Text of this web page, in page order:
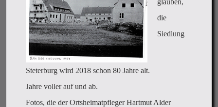
glauben,
die
Siedlung
Steterburg wird 2018 schon 80 Jahre alt.
Jahre voller auf und ab.
Fotos, die der Ortsheimatpfleger Hartmut Alder